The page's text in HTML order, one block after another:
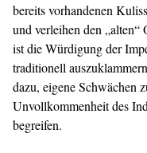
bereits vorhandenen
und verleihen den „alten“
ist die Würdigung der
traditionell
dazu, eigene Schwächen
Unvollkommenheit des
begreifen.